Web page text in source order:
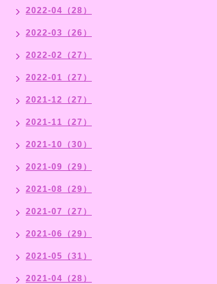
2022-04（28）
2022-03（26）
2022-02（27）
2022-01（27）
2021-12（27）
2021-11（27）
2021-10（30）
2021-09（29）
2021-08（29）
2021-07（27）
2021-06（29）
2021-05（31）
2021-04（28）